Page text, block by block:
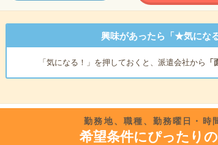
興味があったら「★気にな
「気になる！」を押しておくと、派遣会社から 「
勤務地、職種、勤務曜日・時
希望条件にぴったり